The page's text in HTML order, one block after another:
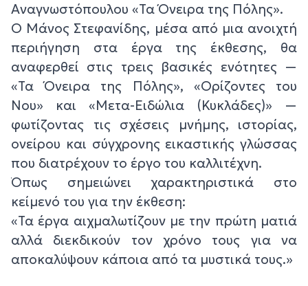
Αναγνωστόπουλου «Τα Όνειρα της Πόλης».
Ο Μάνος Στεφανίδης, μέσα από μια ανοιχτή
περιήγηση στα έργα της έκθεσης, θα
αναφερθεί στις τρεις βασικές ενότητες —
«Τα Όνειρα της Πόλης», «Ορίζοντες του
Νου» και «Μετα-Ειδώλια (Κυκλάδες)» —
φωτίζοντας τις σχέσεις μνήμης, ιστορίας,
ονείρου και σύγχρονης εικαστικής γλώσσας
που διατρέχουν το έργο του καλλιτέχνη.
Όπως σημειώνει χαρακτηριστικά στο
κείμενό του για την έκθεση:
«Τα έργα αιχμαλωτίζουν με την πρώτη ματιά
αλλά διεκδικούν τον χρόνο τους για να
αποκαλύψουν κάποια από τα μυστικά τους.»